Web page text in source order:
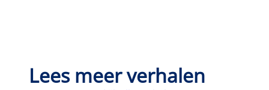
Lees meer verhalen